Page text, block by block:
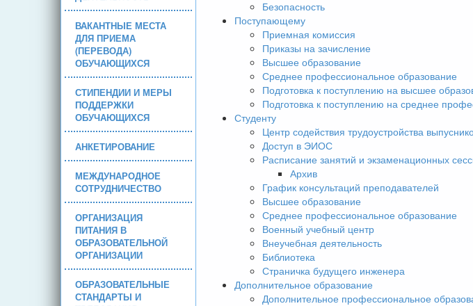
ВАКАНТНЫЕ МЕСТА
ДЛЯ ПРИЕМА
(ПЕРЕВОДА)
ОБУЧАЮЩИХСЯ
СТИПЕНДИИ И МЕРЫ
ПОДДЕРЖКИ
ОБУЧАЮЩИХСЯ
АНКЕТИРОВАНИЕ
МЕЖДУНАРОДНОЕ
СОТРУДНИЧЕСТВО
ОРГАНИЗАЦИЯ
ПИТАНИЯ В
ОБРАЗОВАТЕЛЬНОЙ
ОРГАНИЗАЦИИ
ОБРАЗОВАТЕЛЬНЫЕ
СТАНДАРТЫ И
Безопасность
Поступающему
Приемная комиссия
Приказы на зачисление
Высшее образование
Среднее профессиональное образование
Подготовка к поступлению на высшее
Подготовка к поступлению на среднее
Студенту
Центр содействия трудоустройства
Доступ в ЭИОС
Расписание занятий и экзаменационных
Архив
График консультаций преподавателей
Высшее образование
Среднее профессиональное образование
Военный учебный центр
Внеучебная деятельность
Библиотека
Страничка будущего инженера
Дополнительное образование
Дополнительное профессиональное